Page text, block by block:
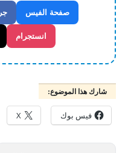
صفحة الفيس
انستجرام
شارك هذا الموضوع:
فيس بوك X